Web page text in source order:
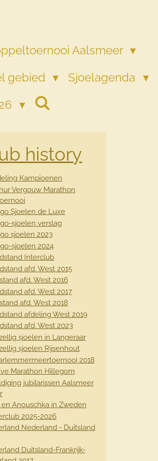
Aalsmeer
gebied
Sjoelagenda
history
Kampioenen
Vergouw Marathon
Sjoelen de Luxe
sjoelen verslag
sjoelen 2023
sjoelen 2024
Interclub
afd. West 2015
afd. West 2016
afd. West 2017
afd. West 2018
afdeling West 2019
afd. West 2023
sjoelen in Langeraar
sjoelen Rijsenhout
2018
Marathon Hillegom
jubilarissen Aalsmeer
en Anouschka in Zweden
2025-2026
Nederland - Duitsland
Duitsland-Frankrijk-